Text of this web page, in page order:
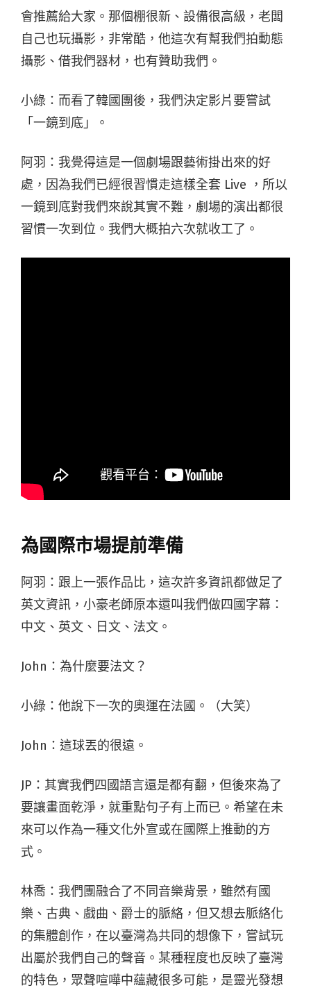
會推薦給大家。那個棚很新、設備很高級，老闆
自己也玩攝影，非常酷，他這次有幫我們拍動態
攝影、借我們器材，也有贊助我們。
小綠：而看了韓國團後，我們決定影片要嘗試
「一鏡到底」。
阿羽：我覺得這是一個劇場跟藝術掛出來的好
處，因為我們已經很習慣走這樣全套 Live ，所以
一鏡到底對我們來說其實不難，劇場的演出都很
習慣一次到位。我們大概拍六次就收工了。
為國際市場提前準備
阿羽：跟上一張作品比，這次許多資訊都做足了
英文資訊，小豪老師原本還叫我們做四國字幕：
中文、英文、日文、法文。
John：為什麼要法文？
小綠：他說下一次的奧運在法國。（大笑）
John：這球丟的很遠。
JP：其實我們四國語言還是都有翻，但後來為了
要讓畫面乾淨，就重點句子有上而已。希望在未
來可以作為一種文化外宣或在國際上推動的方
式。
林喬：我們團融合了不同音樂背景，雖然有國
樂、古典、戲曲、爵士的脈絡，但又想去脈絡化
的集體創作，在以臺灣為共同的想像下，嘗試玩
出屬於我們自己的聲音。某種程度也反映了臺灣
的特色，眾聲喧嘩中蘊藏很多可能，是靈光發想